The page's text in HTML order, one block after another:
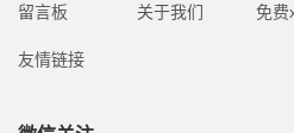
留言板 关于我们 免费
友情链接